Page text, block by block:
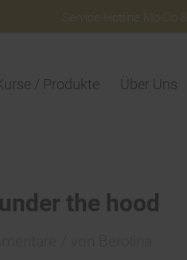
Service-Hotline Mo-Do
/ Produkte Über Uns
the hood